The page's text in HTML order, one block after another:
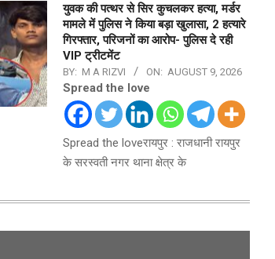
युवक की पत्थर से सिर कुचलकर हत्या, मर्डर
मामले में पुलिस ने किया बड़ा खुलासा, 2 हत्यारे
गिरफ्तार, परिजनों का आरोप- पुलिस दे रही
VIP ट्रीटमेंट
BY: M A RIZVI ON: AUGUST 9, 2026
Spread the love
Spread the loveरायपुर : राजधानी रायपुर
के सरस्वती नगर थाना क्षेत्र के